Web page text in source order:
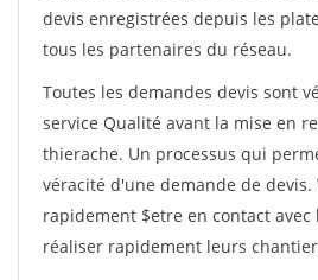
devis enregistrées depuis les
tous les partenaires du réseau.
Toutes les demandes devis sont
service Qualité avant la mise en
thierache. Un processus qui
véracité d'une demande de devis.
rapidement $etre en contact
réaliser rapidement leurs